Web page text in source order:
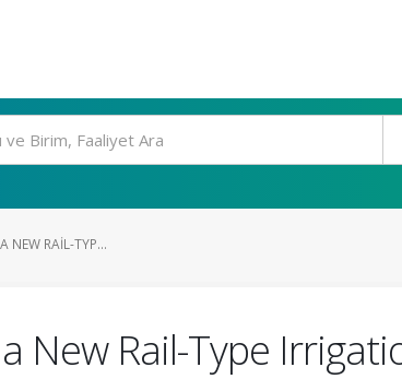
NEW RAIL-TYP...
New Rail-Type